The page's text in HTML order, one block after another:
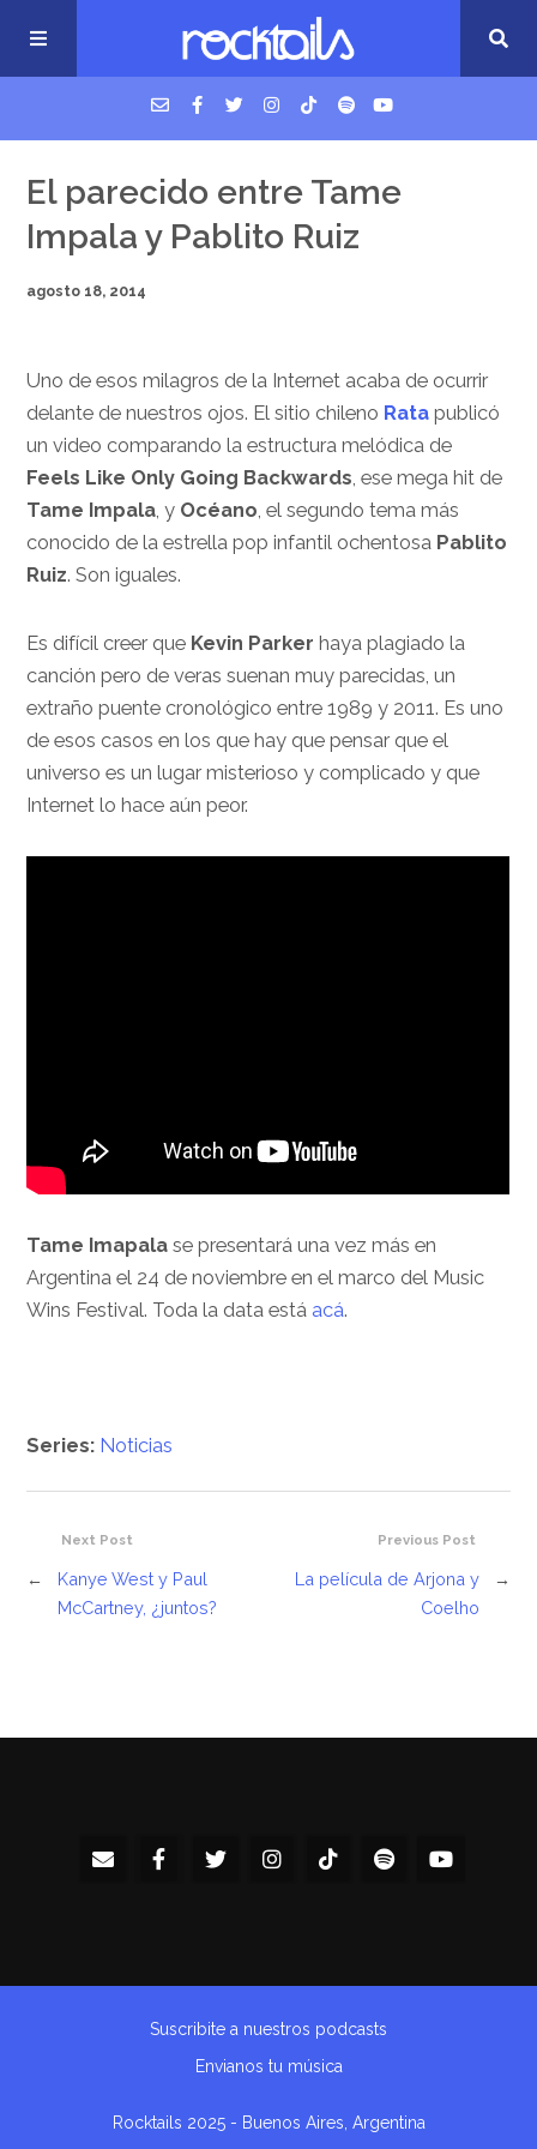
USM Podcast
Cigarrillos en la cama
El parecido entre Tame
Impala y Pablito Ruiz
agosto 18, 2014
Uno de esos milagros de la Internet acaba de ocurrir
delante de nuestros ojos. El sitio chileno Rata publicó
un video comparando la estructura melódica de
Feels Like Only Going Backwards, ese mega hit de
Tame Impala, y Océano, el segundo tema más
conocido de la estrella pop infantil ochentosa Pablito
Ruiz. Son iguales.
Es difícil creer que Kevin Parker haya plagiado la
canción pero de veras suenan muy parecidas, un
extraño puente cronológico entre 1989 y 2011. Es uno
de esos casos en los que hay que pensar que el
universo es un lugar misterioso y complicado y que
Internet lo hace aún peor.
Tame Imapala se presentará una vez más en
Argentina el 24 de noviembre en el marco del Music
Wins Festival. Toda la data está acá.
Series: Noticias
Previous Post
La película de Arjona y
Coelho
→
Next Post
←
Kanye West y Paul
McCartney, ¿juntos?
Rocktails 2025 - Buenos Aires, Argentina
Suscribite a nuestros podcasts
Envianos tu música